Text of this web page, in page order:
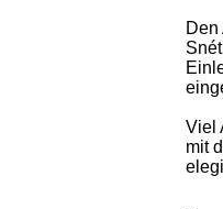
Viel
mit